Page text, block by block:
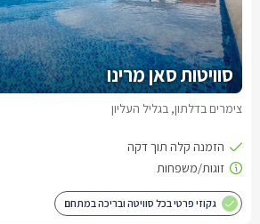
סוויטות סאן מרינו
צימרים בדלתון, בגליל העליון
גקוזי פרטי בכל סוויטה ובריכה במתחם